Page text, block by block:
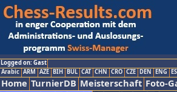
Logged on: Gast
Arabic ARM AZE BIH BUL CAT CHN CRO CZE DEN ENG
Home TurnierDB Meisterschaft Foto-